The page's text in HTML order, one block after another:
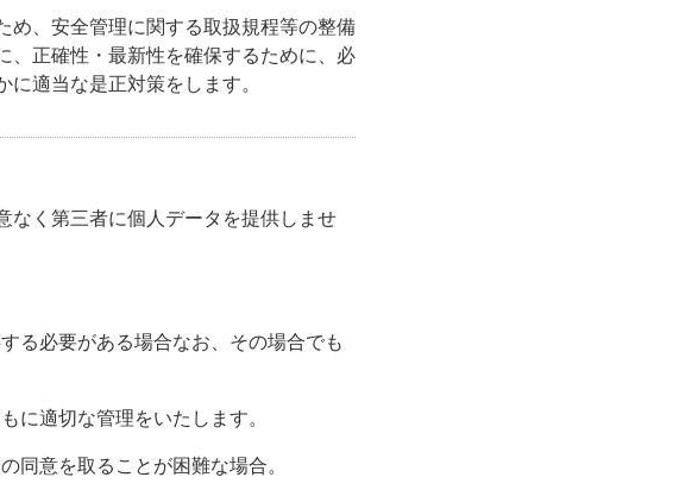
め、安全管理に関する取扱規程等の整備
、正確性・最新性を確保するために、必
適当な是正対策をします。
なく第三者に個人データを提供しませ
る必要がある場合なお、その場合でも
に適切な管理をいたします。
同意を取ることが困難な場合。